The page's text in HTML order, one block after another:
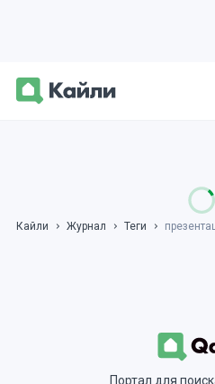
Кайли Журнал Теги
Портал для